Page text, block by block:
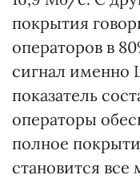
покрытия
операторов в
сигнал именно
показатель
операторы
полное
становится все